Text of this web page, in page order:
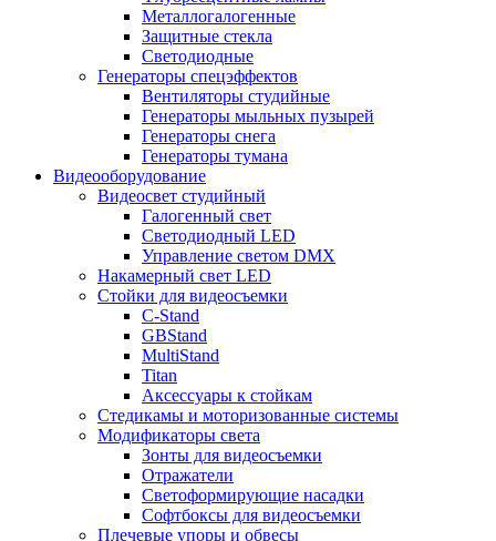
Металлогалогенные
Защитные стекла
Светодиодные
Генераторы спецэффектов
Вентиляторы студийные
Генераторы мыльных пузырей
Генераторы снега
Генераторы тумана
Видеооборудование
Видеосвет студийный
Галогенный свет
Светодиодный LED
Управление светом DMX
Накамерный свет LED
Стойки для видеосъемки
C-Stand
GBStand
MultiStand
Titan
Аксессуары к стойкам
Стедикамы и моторизованные системы
Модификаторы света
Зонты для видеосъемки
Отражатели
Светоформирующие насадки
Софтбоксы для видеосъемки
Плечевые упоры и обвесы